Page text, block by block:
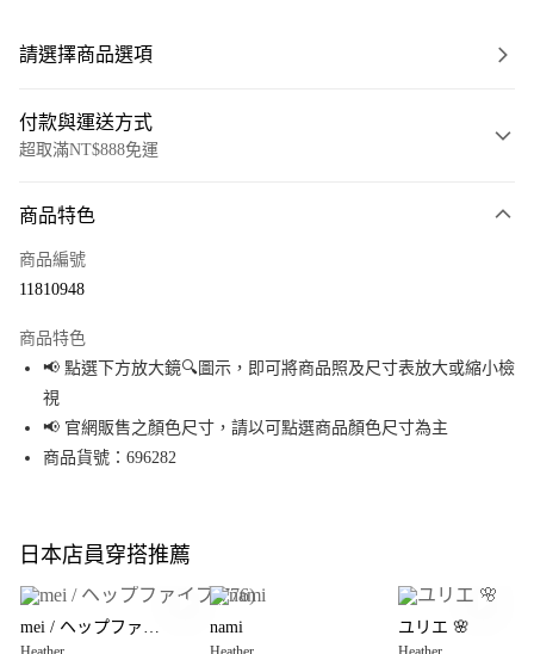
請選擇商品選項
付款與運送方式
超取滿NT$888免運
信用卡一次付款
Apple Pay
街口支付
悠遊付
全盈+PAY
大哥付你分期
【大哥付你分期使用說明】
商品特色
商品編號
11810948
商品特色
📢 點選下方放大鏡🔍圖示，即可將商品照及尺寸表放大或縮小檢
視
📢 官網販售之顏色尺寸，請以可點選商品顏色尺寸為主
商品貨號：696282
日本店員穿搭推薦
mei / ヘップファイブ(776) nami ユリエ 🌸